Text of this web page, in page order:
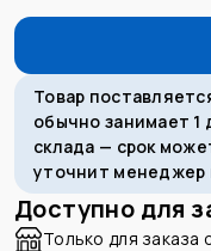
Товар
обычно занимает 1
склада — срок
уточнит менеджер
Доступно для
Только для заказа